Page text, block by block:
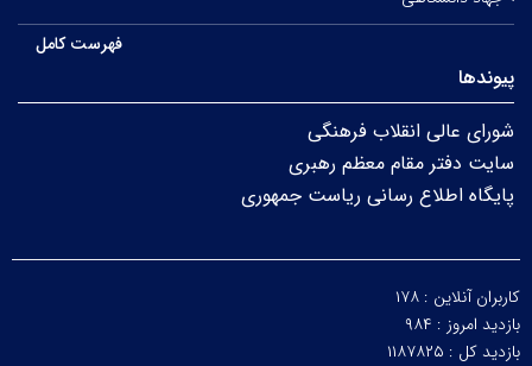
فهرست کامل
پیوندها
شورای عالی انقلاب فرهنگی
سایت دفتر مقام معظم رهبری
پایگاه اطلاع رسانی ریاست جمهوری
کاربران آنلاین : ۱۷۸
بازدید امروز : ۹۸۴
بازدید کل : ۱۱۸۷۸۲۵